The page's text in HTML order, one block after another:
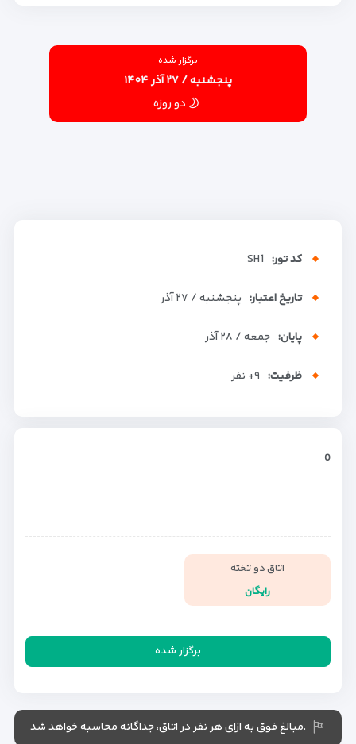
برگزار شده
پنجشنبه / ۲۷ آذر ۱۴۰۴
دو روزه
کد تور: SH1
تاریخ اعتبار: پنجشنبه / ۲۷ آذر
پایان: جمعه / ۲۸ آذر
ظرفیت: +۹ نفر
0
اتاق دو تخته
رایگان
برگزار شده
.مبالغ فوق به ازای هر نفر در اتاق، جداگانه محاسبه خواهد شد